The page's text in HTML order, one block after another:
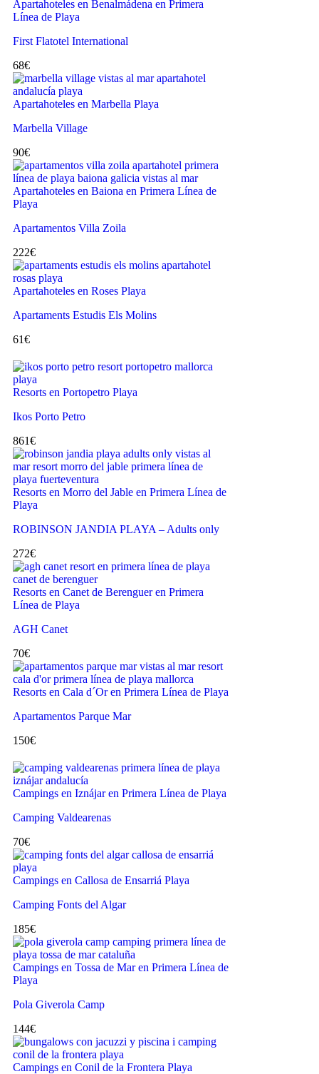
Apartahoteles en Benalmádena en Primera
Línea de Playa
First Flatotel International
68€
Apartahoteles en Marbella Playa
Marbella Village
90€
Apartahoteles en Baiona en Primera Línea de
Playa
Apartamentos Villa Zoila
222€
Apartahoteles en Roses Playa
Apartaments Estudis Els Molins
61€
Resorts en Portopetro Playa
Ikos Porto Petro
861€
Resorts en Morro del Jable en Primera Línea de
Playa
ROBINSON JANDIA PLAYA – Adults only
272€
Resorts en Canet de Berenguer en Primera
Línea de Playa
AGH Canet
70€
Resorts en Cala d´Or en Primera Línea de Playa
Apartamentos Parque Mar
150€
Campings en Iznájar en Primera Línea de Playa
Camping Valdearenas
70€
Campings en Callosa de Ensarriá Playa
Camping Fonts del Algar
185€
Campings en Tossa de Mar en Primera Línea de
Playa
Pola Giverola Camp
144€
Campings en Conil de la Frontera Playa